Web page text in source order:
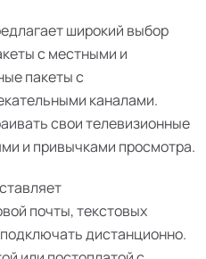
широкий выбор
с местными и
пакеты с
каналами.
свои телевизионные
и привычками просмотра.
почты, текстовых
дистанционно.